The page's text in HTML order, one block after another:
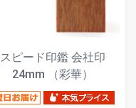
スピード印鑑 会社印
24mm （彩華）